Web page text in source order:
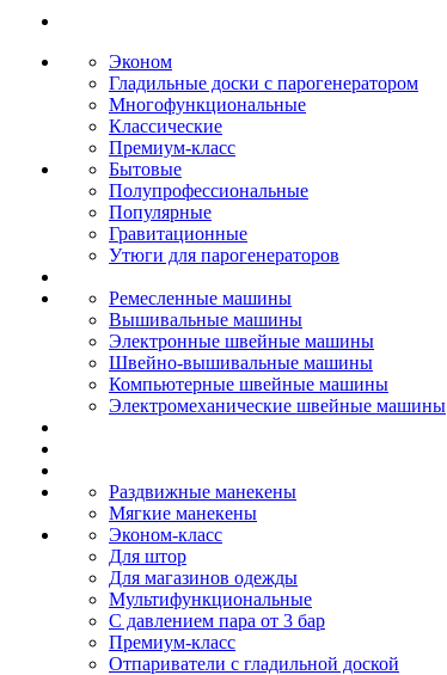
Эконом
Гладильные доски с парогенератором
Многофункциональные
Классические
Премиум-класс
Бытовые
Полупрофессиональные
Популярные
Гравитационные
Утюги для парогенераторов
Ремесленные машины
Вышивальные машины
Электронные швейные машины
Швейно-вышивальные машины
Компьютерные швейные машины
Электромеханические швейные машины
Раздвижные манекены
Мягкие манекены
Эконом-класс
Для штор
Для магазинов одежды
Мультифункциональные
С давлением пара от 3 бар
Премиум-класс
Отпариватели с гладильной доской